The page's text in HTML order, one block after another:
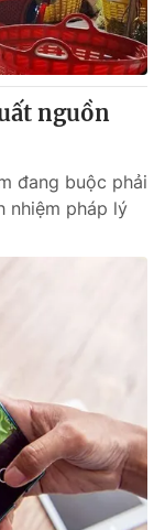
nguồn
đang buộc phải
nhiệm pháp lý